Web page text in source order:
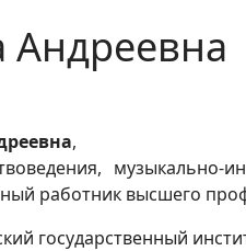
,
музыкально-
работник высшего
государственный